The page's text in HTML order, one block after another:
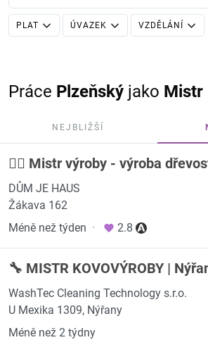
PLAT ÚVAZEK VZDĚLÁNÍ
Práce Plzeňský jako Mistr
NEJBLIŽŠÍ
👷‍♂️ Mistr výroby - výroba
DŮM JE HAUS
Žákava 162
Méně než týden · 2.8
🔧 MISTR KOVOVÝROBY |
WashTec Cleaning Technology s.r.o.
U Mexika 1309, Nýřany
Méně než 2 týdny